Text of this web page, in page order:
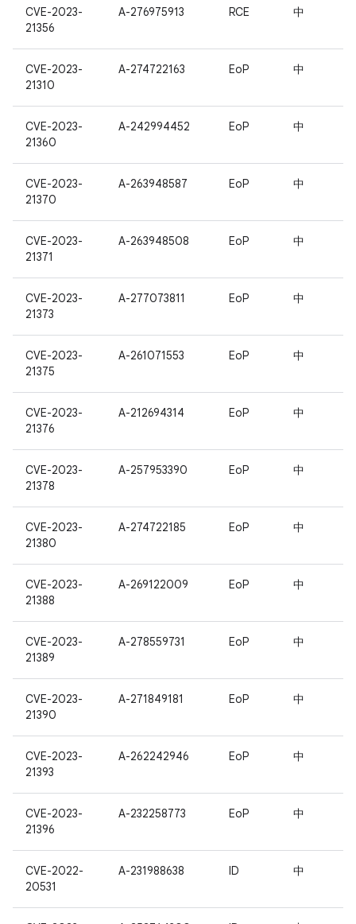
CVE-2023-
21356
A-276975913 RCE 中
CVE-2023-
21310
A-274722163 EoP 中
CVE-2023-
21360
A-242994452 EoP 中
CVE-2023-
21370
A-263948587 EoP 中
CVE-2023-
21371
A-263948508 EoP 中
CVE-2023-
21373
A-277073811 EoP 中
CVE-2023-
21375
A-261071553 EoP 中
CVE-2023-
21376
A-212694314 EoP 中
CVE-2023-
21378
A-257953390 EoP 中
CVE-2023-
21380
A-274722185 EoP 中
CVE-2023-
21388
A-269122009 EoP 中
CVE-2023-
21389
A-278559731 EoP 中
CVE-2023-
21390
A-271849181 EoP 中
CVE-2023-
21393
A-262242946 EoP 中
CVE-2023-
21396
A-232258773 EoP 中
CVE-2022-
20531
A-231988638 ID 中